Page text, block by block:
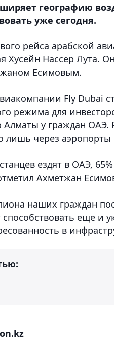
географию
уже сегодня.
рейса арабской
Хусейн Нассер Лута.
Есимовым.
Fly Dubai
режима для
у граждан ОАЭ.
через
ездят в ОАЭ,
Ахметжан
наших граждан
способствовать еще и
в